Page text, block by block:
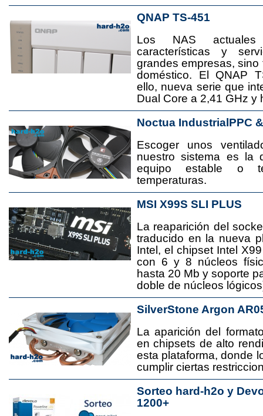
QNAP TS-451
Los NAS
características y
grandes empresas,
doméstico. El QNAP
ello, nueva serie que
Dual Core a 2,41 GHz y
Noctua IndustrialPPC
Escoger unos
nuestro sistema es la
equipo estable o
temperaturas.
MSI X99S SLI PLUS
La reaparición del
traducido en la nueva
Intel, el chipset Intel
con 6 y 8 núcleos
hasta 20 Mb y soporte
doble de núcleos
SilverStone Argon
La aparición del
en chipsets de alto
esta plataforma, donde
cumplir ciertas
Sorteo hard-h2o y
1200+